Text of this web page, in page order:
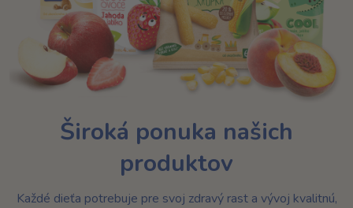
Široká ponuka našich
produktov
Každé dieťa potrebuje pre svoj zdravý rast a vývoj kvalitnú,